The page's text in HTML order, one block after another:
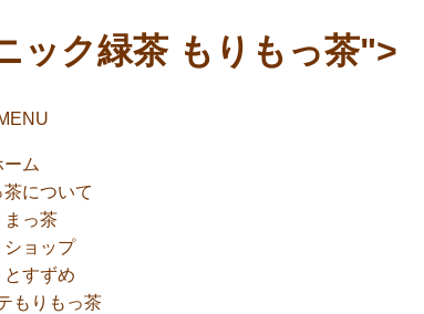
コ
ン
ン
へ
ス
キ
ッ
プ
ック緑茶 もりもっ茶">
ーム
茶について
まっ茶
ショップ
すずめ
もりもっ茶